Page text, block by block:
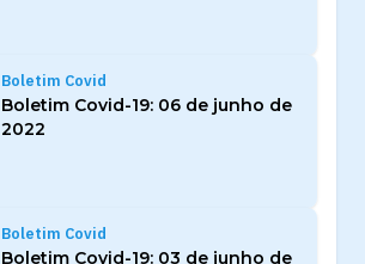
Boletim Covid
Boletim Covid-19: 06 de junho de
2022
Boletim Covid
Boletim Covid-19: 03 de junho de